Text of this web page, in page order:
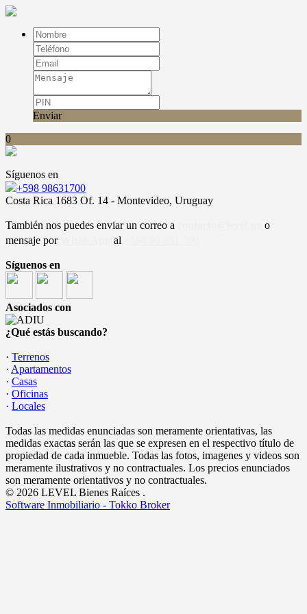
Enviar
0
Síguenos en
+598 98631700
Costa Rica 1683 Of. 14 - Montevideo, Uruguay
También nos puedes enviar un correo a
o
mensaje por
al
Síguenos en
Asociados con
¿Qué estás buscando?
· Terrenos
· Apartamentos
· Casas
· Oficinas
· Locales
Todas las medidas enunciadas son meramente orientativas, las
medidas exactas serán las que se expresen en el respectivo título de
propiedad de cada inmueble. Todas las fotos, imagenes y videos son
meramente ilustrativos y no contractuales. Los precios enunciados
son meramente orientativos y no contractuales.
© 2026 LEVEL Bienes Raíces .
Software Inmobiliario - Tokko Broker